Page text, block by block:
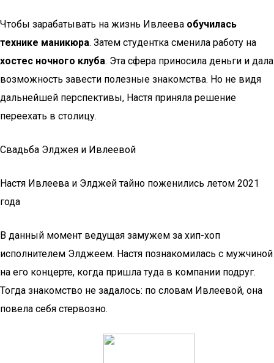
Чтобы зарабатывать на жизнь Ивлеева обучилась
технике маникюра. Затем студентка сменила работу на
хостес ночного клуба. Эта сфера приносила деньги и дала
возможность завести полезные знакомства. Но не видя
дальнейшей перспективы, Настя приняла решение
переехать в столицу.
Свадьба Элджея и Ивлеевой
Настя Ивлеева и Элджей тайно поженились летом 2021
года
В данный момент ведущая замужем за хип-хоп
исполнителем Элджеем. Настя познакомилась с мужчиной
на его концерте, когда пришла туда в компании подруг.
Тогда знакомство не задалось: по словам Ивлеевой, она
повела себя стервозно.